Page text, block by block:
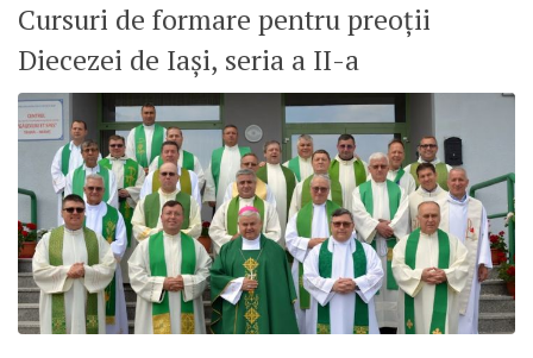
Cursuri de formare pentru preoții
Diecezei de Iași, seria a II-a